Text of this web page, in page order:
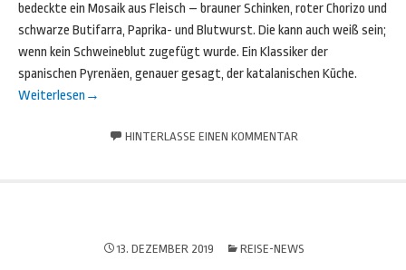
bedeckte ein Mosaik aus Fleisch – brauner Schinken, roter Chorizo und
schwarze Butifarra, Paprika- und Blutwurst. Die kann auch weiß sein;
wenn kein Schweineblut zugefügt wurde. Ein Klassiker der
spanischen Pyrenäen, genauer gesagt, der katalanischen Küche.
Weiterlesen →
HINTERLASSE EINEN KOMMENTAR
13. DEZEMBER 2019 REISE-NEWS